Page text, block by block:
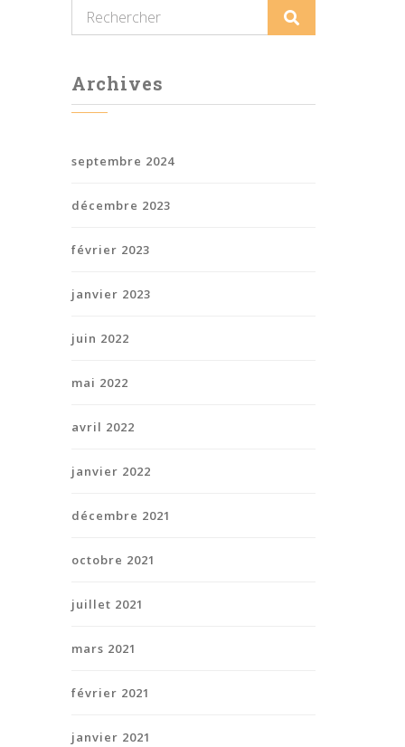
Archives
septembre 2024
décembre 2023
février 2023
janvier 2023
juin 2022
mai 2022
avril 2022
janvier 2022
décembre 2021
octobre 2021
juillet 2021
mars 2021
février 2021
janvier 2021